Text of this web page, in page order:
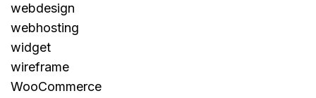
webdesign
webhosting
widget
wireframe
WooCommerce